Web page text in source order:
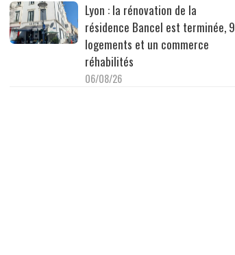
Lyon : la rénovation de la
résidence Bancel est terminée, 9
logements et un commerce
réhabilités
06/08/26